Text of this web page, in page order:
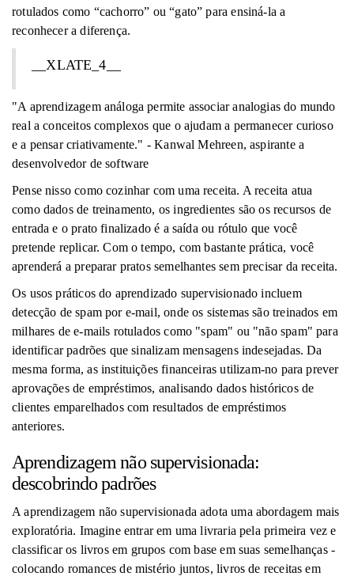
rotulados como “cachorro” ou “gato” para ensiná-la a
reconhecer a diferença.
__XLATE_4__
"A aprendizagem análoga permite associar analogias do mundo
real a conceitos complexos que o ajudam a permanecer curioso
e a pensar criativamente." - Kanwal Mehreen, aspirante a
desenvolvedor de software
Pense nisso como cozinhar com uma receita. A receita atua
como dados de treinamento, os ingredientes são os recursos de
entrada e o prato finalizado é a saída ou rótulo que você
pretende replicar. Com o tempo, com bastante prática, você
aprenderá a preparar pratos semelhantes sem precisar da receita.
Os usos práticos do aprendizado supervisionado incluem
detecção de spam por e-mail, onde os sistemas são treinados em
milhares de e-mails rotulados como "spam" ou "não spam" para
identificar padrões que sinalizam mensagens indesejadas. Da
mesma forma, as instituições financeiras utilizam-no para prever
aprovações de empréstimos, analisando dados históricos de
clientes emparelhados com resultados de empréstimos
anteriores.
Aprendizagem não supervisionada:
descobrindo padrões
A aprendizagem não supervisionada adota uma abordagem mais
exploratória. Imagine entrar em uma livraria pela primeira vez e
classificar os livros em grupos com base em suas semelhanças -
colocando romances de mistério juntos, livros de receitas em